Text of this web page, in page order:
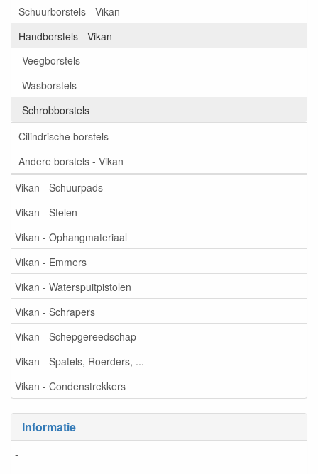
Schuurborstels - Vikan
Handborstels - Vikan
Veegborstels
Wasborstels
Schrobborstels
Cilindrische borstels
Andere borstels - Vikan
Vikan - Schuurpads
Vikan - Stelen
Vikan - Ophangmateriaal
Vikan - Emmers
Vikan - Waterspuitpistolen
Vikan - Schrapers
Vikan - Schepgereedschap
Vikan - Spatels, Roerders, ...
Vikan - Condenstrekkers
Informatie
-